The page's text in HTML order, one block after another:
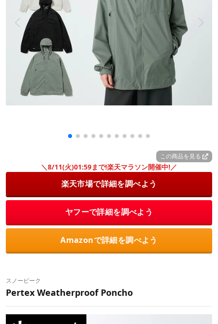
この商品を見る
＼8/11(火)01:59まで!楽天マラソン開催中!／
楽天市場で詳細を調べよう
ヤフーで詳細を調べよう
Amazonで詳細を調べよう
スノーピーク
Pertex Weatherproof Poncho